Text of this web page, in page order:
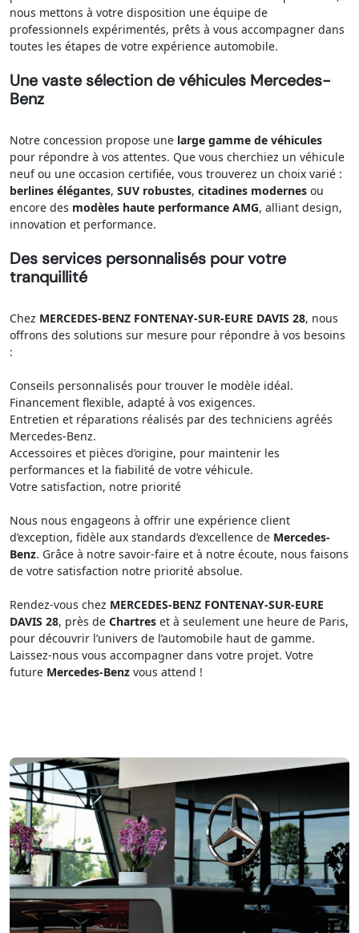
nous mettons à votre disposition une équipe de
professionnels expérimentés, prêts à vous accompagner dans
toutes les étapes de votre expérience automobile.
Une vaste sélection de véhicules Mercedes-
Benz
Notre concession propose une large gamme de véhicules
pour répondre à vos attentes. Que vous cherchiez un véhicule
neuf ou une occasion certifiée, vous trouverez un choix varié :
berlines élégantes, SUV robustes, citadines modernes ou
encore des modèles haute performance AMG, alliant design,
innovation et performance.
Des services personnalisés pour votre
tranquillité
Chez MERCEDES-BENZ FONTENAY-SUR-EURE DAVIS 28, nous
offrons des solutions sur mesure pour répondre à vos besoins
:
Conseils personnalisés pour trouver le modèle idéal.
Financement flexible, adapté à vos exigences.
Entretien et réparations réalisés par des techniciens agréés
Mercedes-Benz.
Accessoires et pièces d’origine, pour maintenir les
performances et la fiabilité de votre véhicule.
Votre satisfaction, notre priorité
Nous nous engageons à offrir une expérience client
d’exception, fidèle aux standards d’excellence de Mercedes-
Benz. Grâce à notre savoir-faire et à notre écoute, nous faisons
de votre satisfaction notre priorité absolue.
Rendez-vous chez MERCEDES-BENZ FONTENAY-SUR-EURE
DAVIS 28, près de Chartres et à seulement une heure de Paris,
pour découvrir l’univers de l’automobile haut de gamme.
Laissez-nous vous accompagner dans votre projet. Votre
future Mercedes-Benz vous attend !